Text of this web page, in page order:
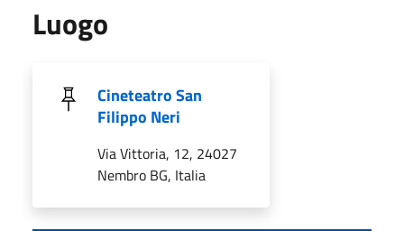
Luogo
Cineteatro San
Filippo Neri
Via Vittoria, 12, 24027
Nembro BG, Italia